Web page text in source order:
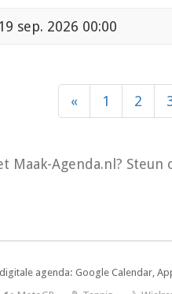
19 sep. 2026 00:00
« 1 2
Maak-Agenda.nl? Steun
agenda: Google Calendar,